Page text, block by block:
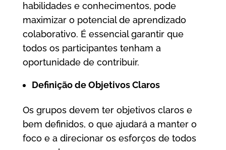
habilidades e conhecimentos, pode
maximizar o potencial de aprendizado
colaborativo. É essencial garantir que
todos os participantes tenham a
oportunidade de contribuir.
Definição de Objetivos Claros
Os grupos devem ter objetivos claros e
bem definidos, o que ajudará a manter o
foco e a direcionar os esforços de todos